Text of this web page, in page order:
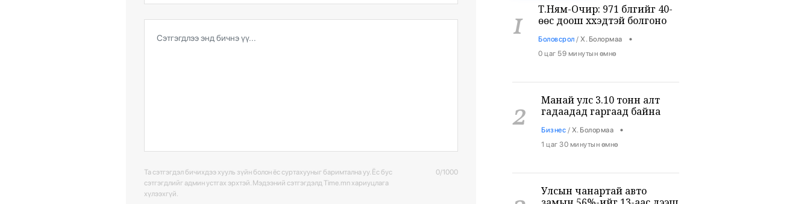
Та сэтгэгдэл бичихдээ хууль зүйн болон ёс суртахууныг баримтална уу. Ёс бус
сэтгэгдлийг админ устгах эрхтэй. Мэдээний сэтгэгдэлд Time.mn хариуцлага
хүлээхгүй.
0/1000
1
Т.Ням-Очир: 971 бүлгийг 40-
өөс доош хүүхэдтэй болгоно
Боловсрол / Х. Болормаа •
0 цаг 59 минутын өмнө
2
Манай улс 3.10 тонн алт
гадаадад гаргаад байна
Бизнес / Х. Болормаа •
1 цаг 30 минутын өмнө
Улсын чанартай авто